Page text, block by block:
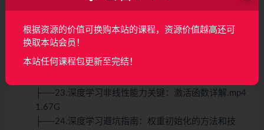
效.mp4 1.47G
则.mp4 1.76G
├──23.深度学习非线性能力关键：激活函数详解.mp4
1.67G
├──24.深度学习避坑指南：权重初始化的方法和技
根据资源的价值可换购本站的课程，资源价值越高还可
换取本站会员！
本站任何课程包更新至完结！